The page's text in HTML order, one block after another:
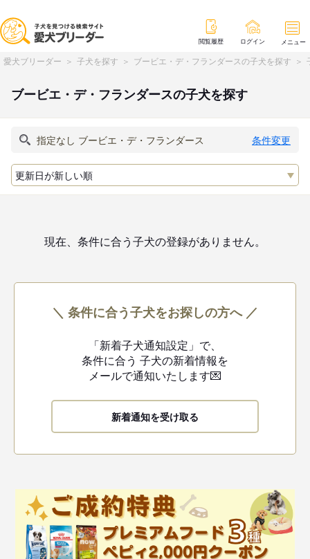
閲覧履歴 ログイン メニュー
愛犬ブリーダー 子犬を探す ブービエ・デ・フランダースの子犬を探す
ブービエ・デ・フランダースの子犬を探す
条件変更
現在、条件に合う子犬の登録がありません。
＼ 条件に合う子犬をお探しの方へ ／
「新着子犬通知設定」で、
条件に合う 子犬の新着情報を
メールで通知いたします💌
新着通知を受け取る